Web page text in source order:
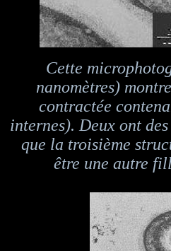
Cette
nanomètres)
contractée
internes). Deux ont
que la troisième
être une autre